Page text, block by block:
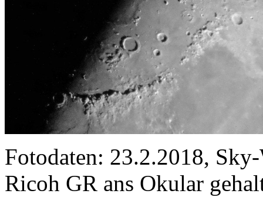
Fotodaten: 23.2.2018,
Ricoh GR ans Okular